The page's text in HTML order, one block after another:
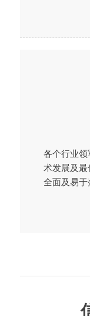
各个行业
术发展及最
全面及易于